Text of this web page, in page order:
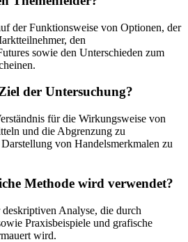
der Funktionsweise von Optionen, der
den
sowie den Unterschieden zum
der Untersuchung?
für die Wirkungsweise von
und die Abgrenzung zu
von Handelsmerkmalen zu
Methode wird verwendet?
Analyse, die durch
Praxisbeispiele und grafische
wird.